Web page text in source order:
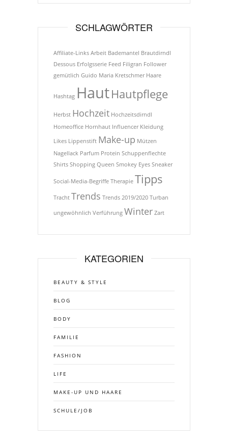
SCHLAGWÖRTER
Affiliate-Links Arbeit Bademantel Brautdirndl
Dessous Erfolgsserie Feed Filigran Follower
gemütlich Guido Maria Kretschmer Haare
Hashtag HautHautpflege
Herbst Hochzeit Hochzeitsdirndl
Homeoffice Hornhaut Influencer Kleidung
Likes Lippenstift Make-up Mützen
Nagellack Parfum Protein Schuppenflechte
Shirts Shopping Queen Smokey Eyes Sneaker
Social-Media-Begriffe Therapie Tipps
Tracht Trends Trends 2019/2020 Turban
ungewöhnlich Verführung Winter Zart
KATEGORIEN
BEAUTY & STYLE
BLOG
BODY
FAMILIE
FASHION
LIFE
MAKE-UP UND HAARE
SCHULE/JOB